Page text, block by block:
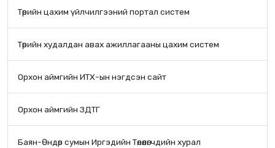
Төрийн цахим үйлчилгээний портал систем
Төрийн худалдан авах ажиллагааны цахим систем
Орхон аймгийн ИТХ-ын нэгдсэн сайт
Орхон аймгийн ЗДТГ
Баян-Өндөр сумын Иргэдийн Төлөөлөгчдийн хурал